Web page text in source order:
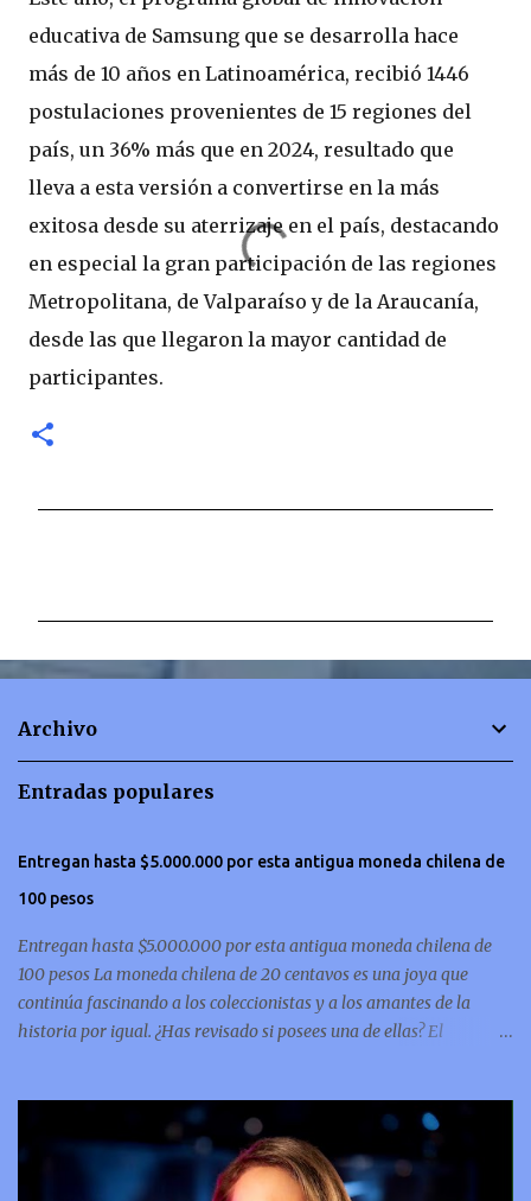
educativa de Samsung que se desarrolla hace
más de 10 años en Latinoamérica, recibió 1446
postulaciones provenientes de 15 regiones del
país, un 36% más que en 2024, resultado que
lleva a esta versión a convertirse en la más
exitosa desde su aterrizaje en el país, destacando
en especial la gran participación de las regiones
Metropolitana, de Valparaíso y de la Araucanía,
desde las que llegaron la mayor cantidad de
participantes.
n
Archivo
Entradas populares
Entregan hasta $5.000.000 por esta antigua moneda chilena de
100 pesos
Entregan hasta $5.000.000 por esta antigua moneda chilena de
100 pesos La moneda chilena de 20 centavos es una joya que
continúa fascinando a los coleccionistas y a los amantes de la
historia por igual. ¿Has revisado si posees una de ellas? El
ha convertido en una de las más buscadas por cazadores de
tesoros de todo el mundo. Esta pieza, debido a su rareza y la
demanda en el mercado numismático, ha alcanzado un valor